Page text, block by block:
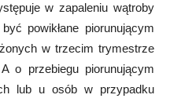
w zapaleniu wątroby
powikłane piorunującym
w trzecim trymestrze
o przebiegu piorunującym
lub u osób w przypadku